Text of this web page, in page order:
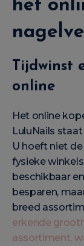
het
Tijdwinst
online
Het online
LuluNails
U hoeft niet
fysieke
beschikbaar
besparen,
breed
erkende
assortiment,